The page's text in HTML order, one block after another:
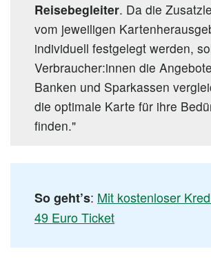
Reisebegleiter. Da die
vom jeweiligen
individuell festgelegt werden,
Verbraucher:innen die
Banken und Sparkassen
die optimale Karte für ihre
finden."
So geht’s: Mit kostenloser
49 Euro Ticket